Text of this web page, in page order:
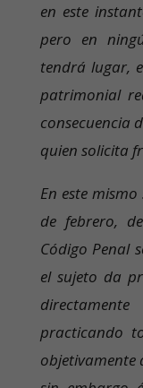
en este
pero en
tendrá lugar,
patrimonial
consecuencia
quien solicita
En este mismo
de febrero,
Código Penal
el sujeto da
practicando
objetivamente